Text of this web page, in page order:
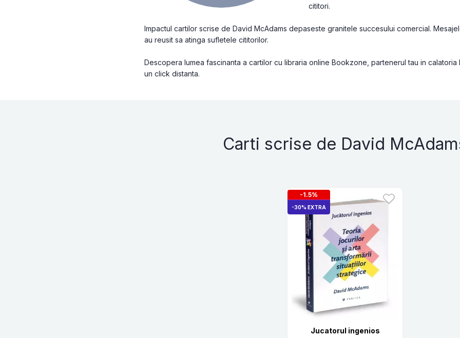
cititori.
Impactul cartilor scrise de David McAdams depaseste granitele succesului comercial.
au reusit sa atinga sufletele cititorilor.
Descopera lumea fascinanta a cartilor cu libraria online Bookzone, partenerul tau in
un click distanta.
Carti scrise de David
-1.5%
-30% EXTRA
Jucatorul ingenios